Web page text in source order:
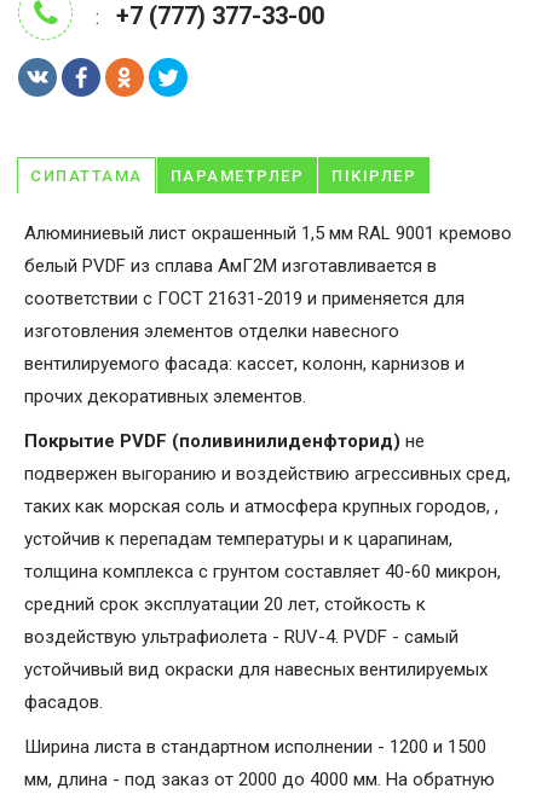
: +7 (777) 377-33-00
СИПАТТАМА ПАРАМЕТРЛЕР ПІКІРЛЕР
Алюминиевый лист окрашенный 1,5 мм RAL 9001 кремово
белый PVDF из сплава АмГ2М изготавливается в
соответствии с ГОСТ 21631-2019 и применяется для
изготовления элементов отделки навесного
вентилируемого фасада: кассет, колонн, карнизов и
прочих декоративных элементов.
Покрытие PVDF (поливинилиденфторид) не
подвержен выгоранию и воздействию агрессивных сред,
таких как морская соль и атмосфера крупных городов, ,
устойчив к перепадам температуры и к царапинам,
толщина комплекса с грунтом составляет 40-60 микрон,
средний срок эксплуатации 20 лет, стойкость к
воздействую ультрафиолета - RUV-4. PVDF - самый
устойчивый вид окраски для навесных вентилируемых
фасадов.
Ширина листа в стандартном исполнении - 1200 и 1500
мм, длина - под заказ от 2000 до 4000 мм. На обратную